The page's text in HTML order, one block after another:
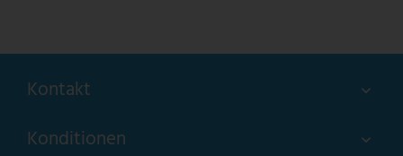
Kontakt
Konditionen